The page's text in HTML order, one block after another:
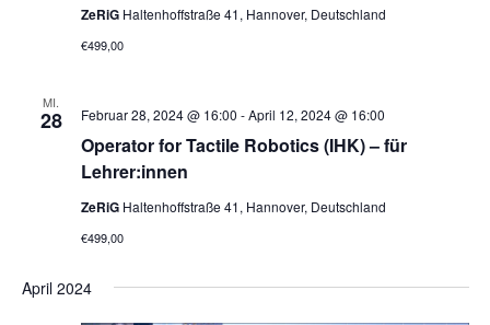
ZeRiG Haltenhoffstraße 41, Hannover, Deutschland
€499,00
MI.
28
Operator for Tactile Robotics (IHK) – für
Lehrer:innen
Februar 28, 2024 @ 16:00 -April 12, 2024 @ 16:00
ZeRiG Haltenhoffstraße 41, Hannover, Deutschland
€499,00
April 2024